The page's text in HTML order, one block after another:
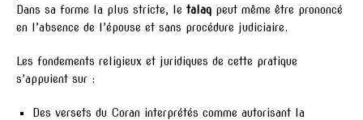
Dans sa forme la plus stricte, le talaq peut même être prononcé
en l’absence de l’épouse et sans procédure judiciaire.
Les fondements religieux et juridiques de cette pratique
s’appuient sur :
Des versets du Coran interprétés comme autorisant la